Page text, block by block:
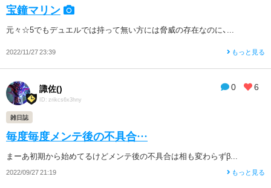
宝鐘マリン
元々☆5でもデュエルでは持って無い方には脅威の存在なのに、...
2022/11/27 23:39 もっと見る
0 6
諏佐()
ID: zrikcs6x3hny
雑日誌
毎度毎度メンテ後の不具合…
まーあ初期から始めてるけどメンテ後の不具合は相も変わらずβ...
2022/09/27 21:19 もっと見る